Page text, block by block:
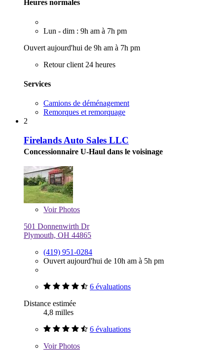
Heures normales
Lun - dim : 9h am à 7h pm
Ouvert aujourd'hui de 9h am à 7h pm
Retour client 24 heures
Services
Camions de déménagement
Remorques et remorquage
2
Firelands Auto Sales LLC
Concessionnaire U-Haul dans le voisinage
VoirPhotos
501 Donnenwirth Dr
Plymouth, OH 44865
(419) 951-0284
Ouvert aujourd'hui de 10h am à 5h pm
6 évaluations
Distance estimée
4,8 milles
6 évaluations
VoirPhotos